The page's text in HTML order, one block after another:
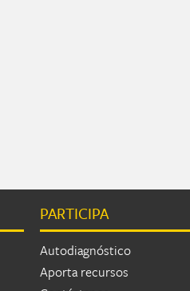
PARTICIPA
Autodiagnóstico
Aporta recursos